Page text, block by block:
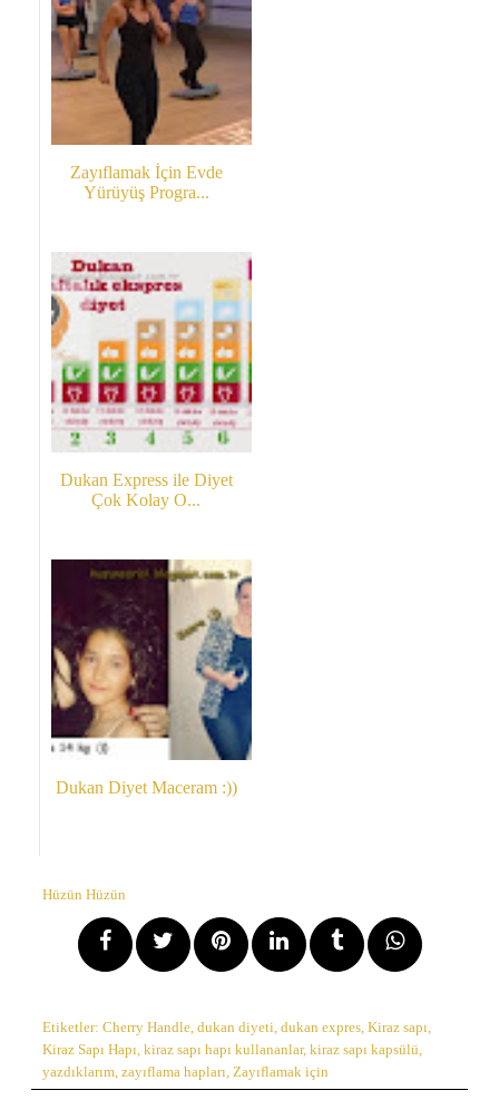
Zayıflamak İçin Evde
Yürüyüş Progra...
Dukan Express ile Diyet
Çok Kolay O...
Dukan Diyet Maceram :))
Hüzün Hüzün
Etiketler: Cherry Handle, dukan diyeti, dukan expres, Kiraz sapı,
Kiraz Sapı Hapı, kiraz sapı hapı kullananlar, kiraz sapı kapsülü,
yazdıklarım, zayıflama hapları, Zayıflamak için